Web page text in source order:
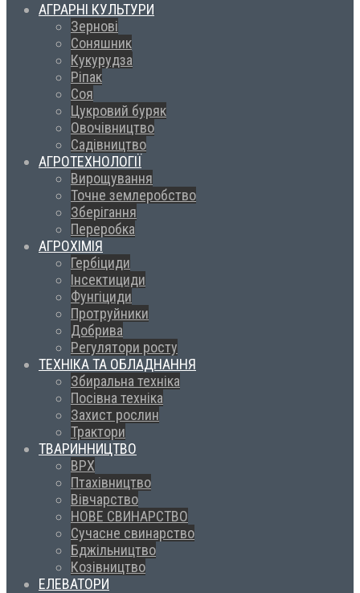
АГРАРНІ КУЛЬТУРИ
Зернові
Соняшник
Кукурудза
Ріпак
Соя
Цукровий буряк
Овочівництво
Садівництво
АГРОТЕХНОЛОГІЇ
Вирощування
Точне землеробство
Зберігання
Переробка
АГРОХІМІЯ
Гербіциди
Інсектициди
Фунгіциди
Протруйники
Добрива
Регулятори росту
ТЕХНІКА ТА ОБЛАДНАННЯ
Збиральна техніка
Посівна техніка
Захист рослин
Трактори
ТВАРИННИЦТВО
ВРХ
Птахівництво
Вівчарство
НОВЕ СВИНАРСТВО
Сучасне свинарство
Бджільництво
Козівництво
ЕЛЕВАТОРИ